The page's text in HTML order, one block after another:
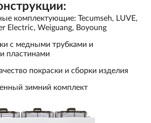
комплектующие: Tecumseh, LUVE,
Electric, Weiguang, Boyoung
с медными трубками и
пластинами
покраски и сборки изделия
зимний комплект